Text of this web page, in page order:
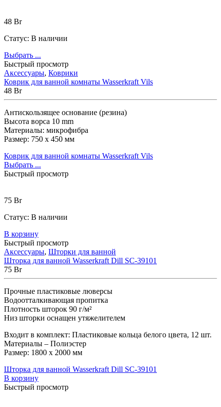
48 Br
Статус: В наличии
Выбрать ...
Быстрый просмотр
Аксессуары, Коврики
Коврик для ванной комнаты Wasserkraft Vils
48 Br
Антискользящее основание (резина)
Высота ворса 10 mm
Материалы: микрофибра
Размер: 750 х 450 мм
Коврик для ванной комнаты Wasserkraft Vils
Выбрать ...
Быстрый просмотр
75 Br
Статус: В наличии
В корзину
Быстрый просмотр
Аксессуары, Шторки для ванной
Шторка для ванной Wasserkraft Dill SC-39101
75 Br
Прочные пластиковые люверсы
Водоотталкивающая пропитка
Плотность шторок 90 г/м²
Низ шторки оснащен утяжелителем
Входит в комплект: Пластиковые кольца белого цвета, 12 шт.
Материалы – Полиэстер
Размер: 1800 х 2000 мм
Шторка для ванной Wasserkraft Dill SC-39101
В корзину
Быстрый просмотр